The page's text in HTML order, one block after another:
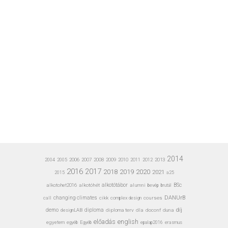
2004 2005 2006 2007 2008 2009 2010 2011 2012 2013 2014
2015 2016 2017 2018 2019 2020 2021 a25
alkotohet2016 alkotóhét alkotótábor alumni bevép brutál BSc
call changing climates cikk complex design courses DANUrB
demo designLAB diploma diploma terv dla doconf duna díj
egyetem egyéb Egyéb előadás english epalap2016 erasmus